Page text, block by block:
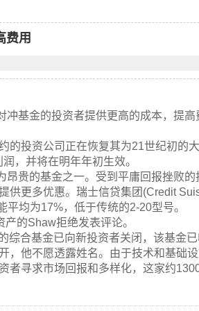
费用
冲基金的投资者提供更高的成本，提
的投资公司正在恢复其为21世纪初的
，并将在明年年初生效。
昂贵的基金之一。受到平庸回报挫败
供更多优惠。瑞士信贷集团(Credit
均为17%，低于传统的2-20型号。
的Shaw拒绝发表评论。
综合基金已向新投资者关闭，该基金
，他不愿透露姓名。由于技术和基础
者寻求市场回报和多样化，这家约